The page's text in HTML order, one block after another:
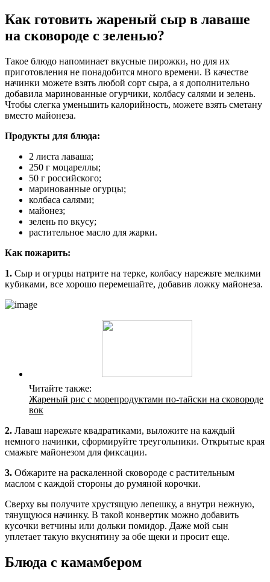
Как готовить жареный сыр в лаваше
на сковороде с зеленью?
Такое блюдо напоминает вкусные пирожки, но для их
приготовления не понадобится много времени. В качестве
начинки можете взять любой сорт сыра, а я дополнительно
добавила маринованные огурчики, колбасу салями и зелень.
Чтобы слегка уменьшить калорийность, можете взять сметану
вместо майонеза.
Продукты для блюда:
2 листа лаваша;
250 г моцареллы;
50 г российского;
маринованные огурцы;
колбаса салями;
майонез;
зелень по вкусу;
растительное масло для жарки.
Как пожарить:
1. Сыр и огурцы натрите на терке, колбасу нарежьте мелкими
кубиками, все хорошо перемешайте, добавив ложку майонеза.
Читайте также:
Жареный рис с морепродуктами по-тайски на сковороде
вок
2. Лаваш нарежьте квадратиками, выложите на каждый
немного начинки, сформируйте треугольники. Открытые края
смажьте майонезом для фиксации.
3. Обжарите на раскаленной сковороде с растительным
маслом с каждой стороны до румяной корочки.
Сверху вы получите хрустящую лепешку, а внутри нежную,
тянущуюся начинку. В такой конвертик можно добавить
кусочки ветчины или дольки помидор. Даже мой сын
уплетает такую вкуснятину за обе щеки и просит еще.
Блюда с камамбером